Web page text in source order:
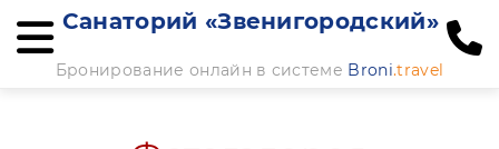
Санаторий «Звенигородский»
Бронирование онлайн в системе Broni.travel